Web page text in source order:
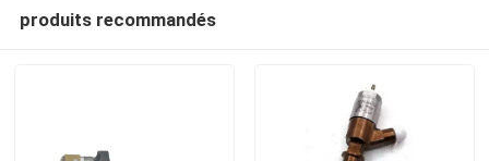
produits recommandés